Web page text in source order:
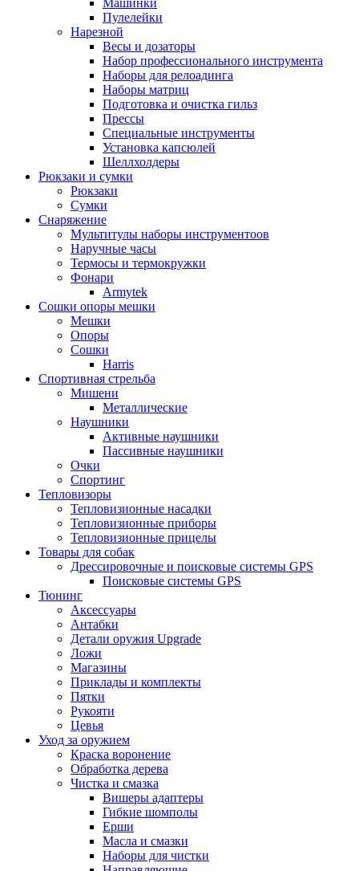
Машинки
Пулелейки
Нарезной
Весы и дозаторы
Набор профессионального инструмента
Наборы для релоадинга
Наборы матриц
Подготовка и очистка гильз
Прессы
Специальные инструменты
Установка капсюлей
Шеллхолдеры
Рюкзаки и сумки
Рюкзаки
Сумки
Снаряжение
Мультитулы наборы инструментоов
Наручные часы
Термосы и термокружки
Фонари
Armytek
Сошки опоры мешки
Мешки
Опоры
Сошки
Harris
Спортивная стрельба
Мишени
Металлические
Наушники
Активные наушники
Пассивные наушники
Очки
Спортинг
Тепловизоры
Тепловизионные насадки
Тепловизионные приборы
Тепловизионные прицелы
Товары для собак
Дрессировочные и поисковые системы GPS
Поисковые системы GPS
Тюнинг
Аксессуары
Антабки
Детали оружия Upgrade
Ложи
Магазины
Приклады и комплекты
Пятки
Рукояти
Цевья
Уход за оружием
Краска воронение
Обработка дерева
Чистка и смазка
Вишеры адаптеры
Гибкие шомполы
Ерши
Масла и смазки
Наборы для чистки